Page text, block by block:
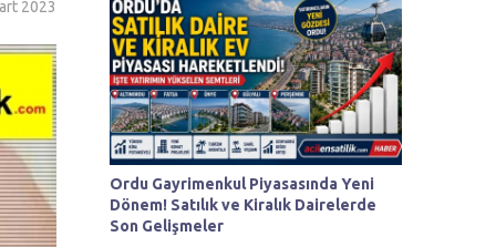
2023
Ordu Gayrimenkul Piyasasında Yeni
Dönem! Satılık ve Kiralık Dairelerde
Son Gelişmeler